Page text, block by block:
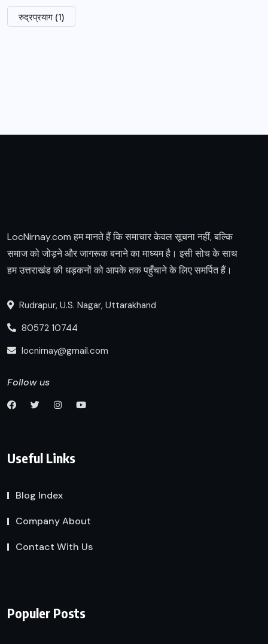
रुद्रप्रयाग (1)
LocNirnay.com हम मानते हैं कि समाचार केवल सूचना नहीं, बल्कि
समाज को जोड़ने और जागरूक बनाने का माध्यम है। इसी सोच के साथ
हम उत्तराखंड की धड़कनों को आपके तक पहुँचाने के लिए समर्पित हैं।
Rudrapur, U.S. Nagar, Uttarakhand
80572 10744
locnirnay@gmail.com
Follow us
Useful Links
Blog Index
Company About
Contact With Us
Populer Posts